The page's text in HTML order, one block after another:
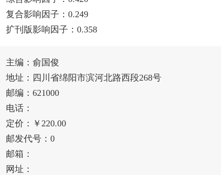
复合影响因子：0.249
扩刊版影响因子：0.358
主编：俞国俊
地址：四川省绵阳市滨河北路西段268号
邮编：621000
电话：
定价：￥220.00
邮发代号：0
邮箱：
网址：